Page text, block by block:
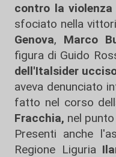
contro la violenza
sfociato nella
Genova, Marco
figura di Guido
dell'Italsider
aveva denunciato
fatto nel corso
Fracchia, nel
Presenti anche
Regione Liguria